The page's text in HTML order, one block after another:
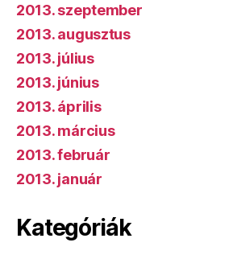
2013. szeptember
2013. augusztus
2013. július
2013. június
2013. április
2013. március
2013. február
2013. január
Kategóriák